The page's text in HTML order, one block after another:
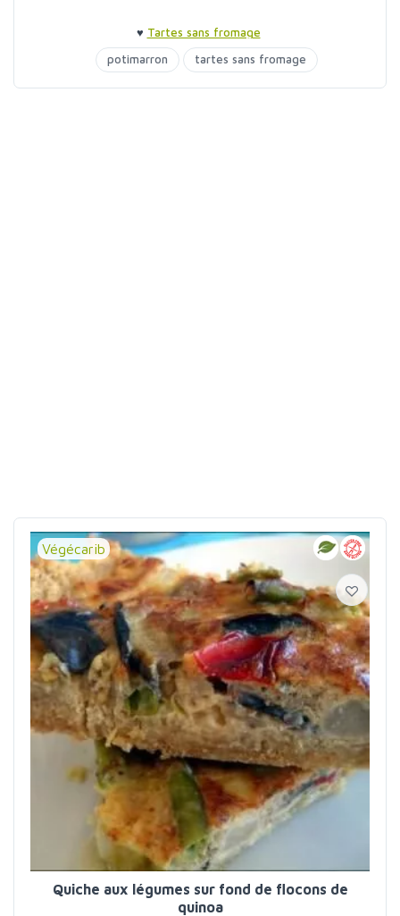
♥ Tartes sans fromage
potimarron
tartes sans fromage
Végécarib
Quiche aux légumes sur fond de flocons de
quinoa